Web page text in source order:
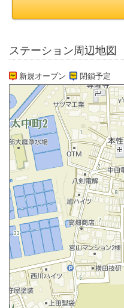
ステーション周辺地図
新規オープン 閉鎖予定